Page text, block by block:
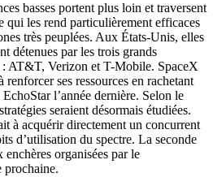
basses portent plus loin et traversent
qui les rend particulièrement efficaces
très peuplées. Aux États-Unis, elles
détenues par les trois grands
: AT&T, Verizon et T-Mobile. SpaceX
renforcer ses ressources en rachetant
l’année dernière. Selon le
seraient désormais étudiées.
à acquérir directement un concurrent
d’utilisation du spectre. La seconde
organisées par le
prochaine.